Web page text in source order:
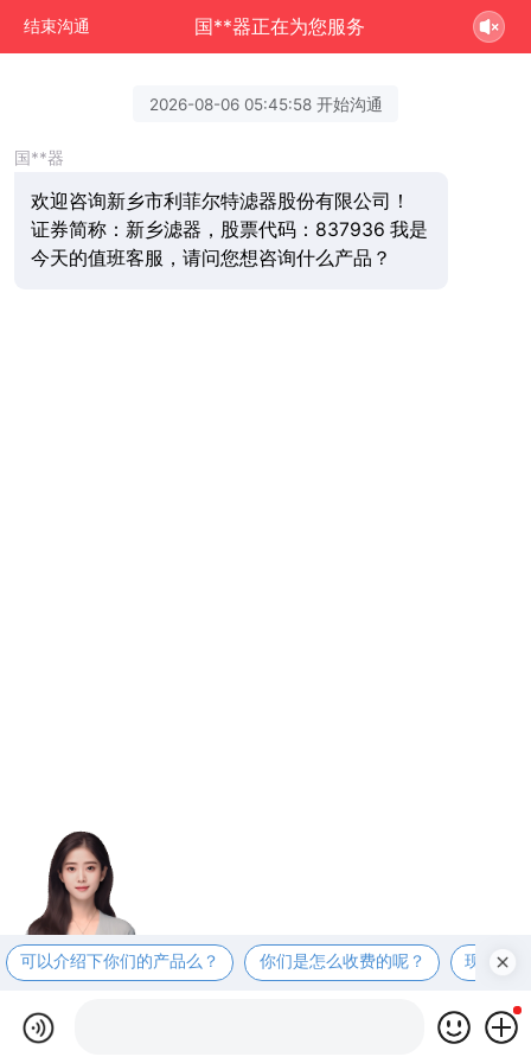
结束沟通 国**器正在为您服务
2026-08-06 05:45:58 开始沟通
国**器
欢迎咨询新乡市利菲尔特滤器股份有限公司！
证券简称：新乡滤器，股票代码：837936 我是
今天的值班客服，请问您想咨询什么产品？
可以介绍下你们的产品么？ 你们是怎么收费的呢？ 现在有